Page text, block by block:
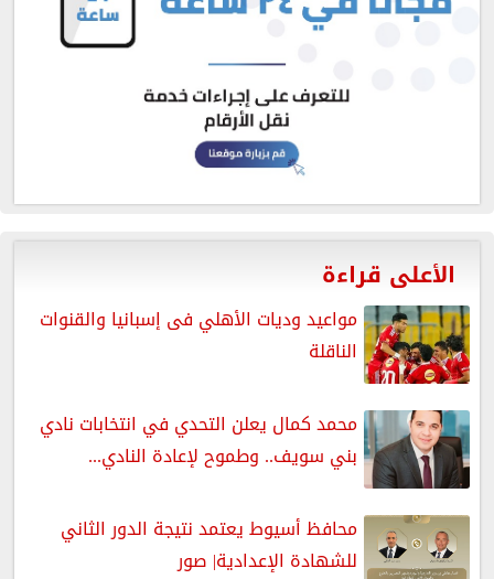
الأعلى قراءة
مواعيد وديات الأهلي فى إسبانيا والقنوات
الناقلة
محمد كمال يعلن التحدي في انتخابات نادي
بني سويف.. وطموح لإعادة النادي...
محافظ أسيوط يعتمد نتيجة الدور الثاني
للشهادة الإعدادية| صور